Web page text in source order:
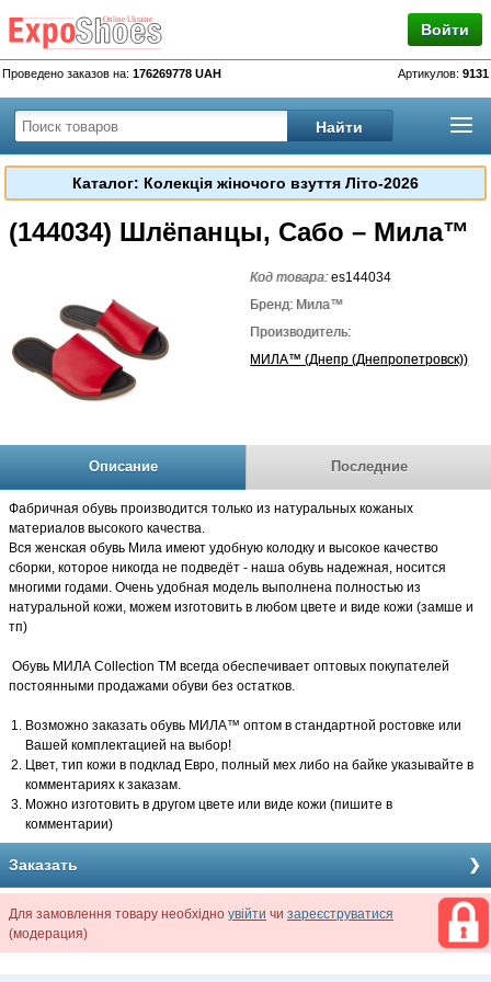
Войти
Проведено заказов на: 176269778 UAH Артикулов: 9131
Каталог: Колекція жіночого взуття Літо-2026
(144034) Шлёпанцы, Сабо – Мила™
Код товара:es144034
Бренд: Мила™
Производитель:
МИЛА™ (Днепр (Днепропетровск))
Описание Последние
Фабричная обувь производится только из натуральных кожаных
материалов высокого качества.
Вся женская обувь Мила имеют удобную колодку и высокое качество
сборки, которое никогда не подведёт - наша обувь надежная, носится
многими годами. Очень удобная модель выполнена полностью из
натуральной кожи, можем изготовить в любом цвете и виде кожи (замше и
тп)
Обувь МИЛА Collection TM всегда обеспечивает оптовых покупателей
постоянными продажами обуви без остатков.
Возможно заказать обувь МИЛА™ оптом в стандартной ростовке или
Вашей комплектацией на выбор!
Цвет, тип кожи в подклад Евро, полный мех либо на байке указывайте в
комментариях к заказам.
Можно изготовить в другом цвете или виде кожи (пишите в
комментарии)
Заказать
Для замовлення товару необхідно увійти чи зареєструватися
(модерация)